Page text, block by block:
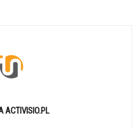
ACTIVISIO.PL